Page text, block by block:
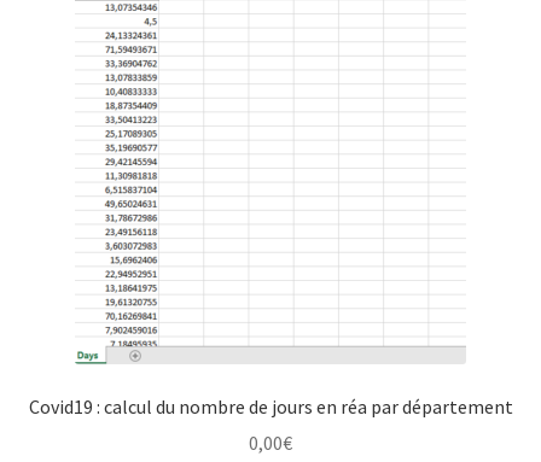
Politique de confidentialité
Validation de la commande
Covid19 : calcul du nombre de jours en réa par département
0,00€